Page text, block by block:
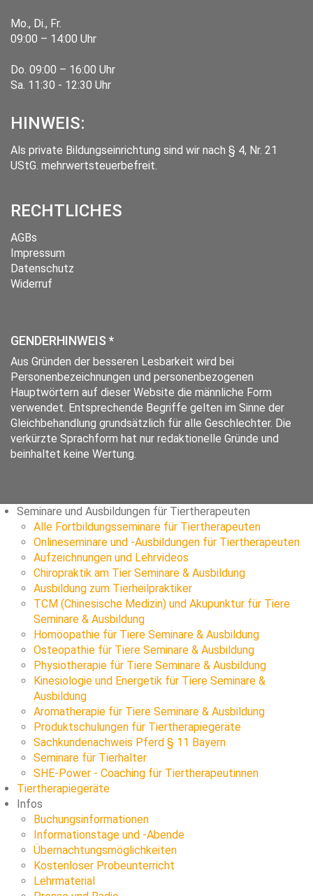
Mo., Di., Fr.
09:00 – 14:00 Uhr
Do. 09:00 – 16:00 Uhr
Sa. 11:30 - 12:30 Uhr
HINWEIS:
Als private Bildungseinrichtung sind wir nach § 4, Nr. 21
UStG. mehrwertsteuerbefreit.
RECHTLICHES
AGBs
Impressum
Datenschutz
Widerruf
GENDERHINWEIS *
Aus Gründen der besseren Lesbarkeit wird bei
Personenbezeichnungen und personenbezogenen
Hauptwörtern auf dieser Website die männliche Form
verwendet. Entsprechende Begriffe gelten im Sinne der
Gleichbehandlung grundsätzlich für alle Geschlechter. Die
verkürzte Sprachform hat nur redaktionelle Gründe und
beinhaltet keine Wertung.
Seminare und Ausbildungen für Tiertherapeuten
Alle Fortbildungsseminare für Tiertherapeuten
Onlineseminare und -Ausbildungen für Tiertherapeuten
Aufzeichnungen und Lehrvideos
Chiropraktik am Tier Seminare & Ausbildung
Ausbildung zum Tierheilpraktiker
TCM (Chinesische Medizin) und Akupunktur für Tiere
Seminare & Ausbildung
Homöopathie für Tiere Seminare & Ausbildung
Osteopathie für Tiere Seminare & Ausbildung
Physiotherapie für Tiere Seminare & Ausbildung
Kinesiologie und Energetik für Tiere Seminare &
Ausbildung
Aromatherapie für Tiere Seminare & Ausbildung
Produktschulungen für Tiertherapiegeräte
Sachkundenachweis Pferd § 11 Bayern
Seminare für Tierhalter
SHE-Power - Coaching für Tiertherapeutinnen
Tiertherapiegeräte
Infos
Buchungsinformationen
Informationstage und -Abende
Übernachtungsmöglichkeiten
Kostenloser Probeunterricht
Lehrmaterial